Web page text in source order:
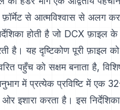
से आत्मविश्वास से अलग
होती है जो DCX
है। यह दृष्टिकोण पूरी
पहुँच को सक्षम बनाता है,
अनुभाग में प्रत्येक प्रविष्टि में
इशारा करता है। इस